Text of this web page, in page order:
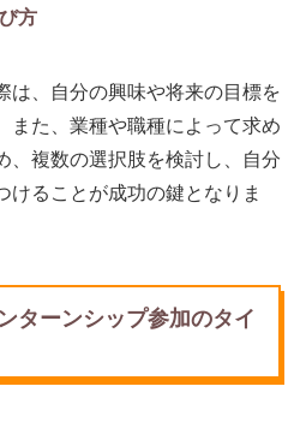
方
は、自分の興味や将来の目標を
また、業種や職種によって求め
、複数の選択肢を検討し、自分
けることが成功の鍵となりま
ターンシップ参加のタイ